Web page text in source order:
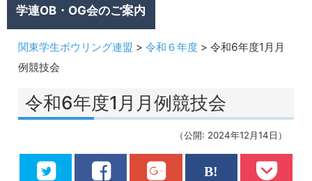
学連OB・OG会のご案内
関東学生ボウリング連盟 >令和６年度 >令和6年度1月月
例競技会
令和6年度1月月例競技会
（公開: 2024年12月14日）